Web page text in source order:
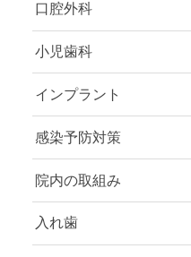
口腔外科
小児歯科
インプラント
感染予防対策
院内の取組み
入れ歯